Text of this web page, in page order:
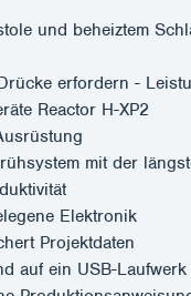
und beheiztem
erfordern -
Reactor H-XP2
mit der
Elektronik
Projektdaten
auf ein USB-